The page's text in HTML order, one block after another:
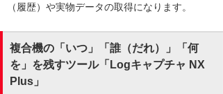
（履歴）や実物データの取得になります。
複合機の「いつ」「誰（だれ）」「何
を」を残すツール「Logキャプチャ NX
Plus」